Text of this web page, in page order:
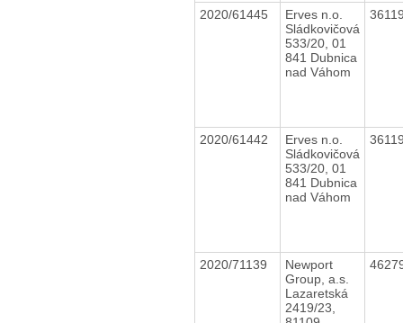
2020/61445
Erves n.o.
Sládkovičová
533/20, 01
841 Dubnica
nad Váhom
2020/61442
Erves n.o.
Sládkovičová
533/20, 01
841 Dubnica
nad Váhom
2020/71139
Newport
Group, a.s.
Lazaretská
2419/23,